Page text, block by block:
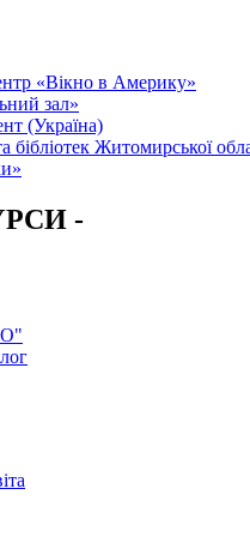
«Вікно в Америку»
зал»
(Україна)
Житомирської
-